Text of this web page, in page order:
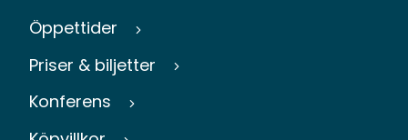
Öppettider
Priser & biljetter
Konferens